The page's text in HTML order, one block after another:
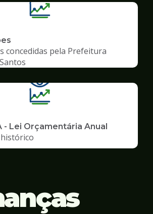
concedidas pela Prefeitura
- Lei Orçamentária Anual